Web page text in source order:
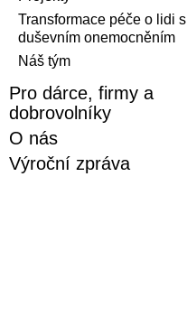
Transformace péče o lidi s
duševním onemocněním
Náš tým
Pro dárce, firmy a
dobrovolníky
O nás
Výroční zpráva